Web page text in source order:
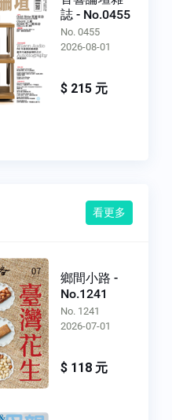
誌 - No.0455
No. 0455
2026-08-01
$ 215 元
看更多
鄉間小路 -
No.1241
No. 1241
2026-07-01
$ 118 元